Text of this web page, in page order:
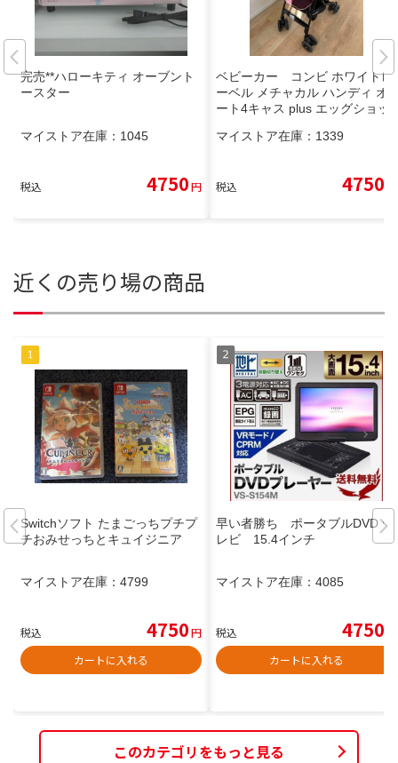
完売**ハローキティ オーブント
ースター
マイストア在庫： 1045
税込 4750円
ベビーカー コンビ ホワイトレ
ーベル メチャカル ハンディ オ
ート4キャス plus エッグショッ
マイストア在庫： 1339
税込 4750
近くの売り場の商品
Switchソフト たまごっちプチプ
チおみせっちとキュイジニア
マイストア在庫： 4799
税込 4750円
カートに入れる
早い者勝ち ポータブルDVD テ
レビ 15.4インチ
マイストア在庫： 4085
税込 4750
カートに入れる
このカテゴリをもっと見る